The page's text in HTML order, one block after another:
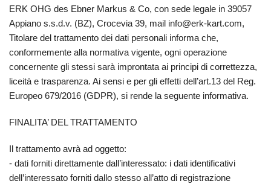
ERK OHG des Ebner Markus & Co, con sede legale in 39057
Appiano s.s.d.v. (BZ), Crocevia 39, mail info@erk-kart.com,
Titolare del trattamento dei dati personali informa che,
conformemente alla normativa vigente, ogni operazione
concernente gli stessi sarà improntata ai principi di correttezza,
liceità e trasparenza. Ai sensi e per gli effetti dell’art.13 del Reg.
Europeo 679/2016 (GDPR), si rende la seguente informativa.
FINALITA’ DEL TRATTAMENTO
Il trattamento avrà ad oggetto:
- dati forniti direttamente dall’interessato: i dati identificativi
dell’interessato forniti dallo stesso all’atto di registrazione